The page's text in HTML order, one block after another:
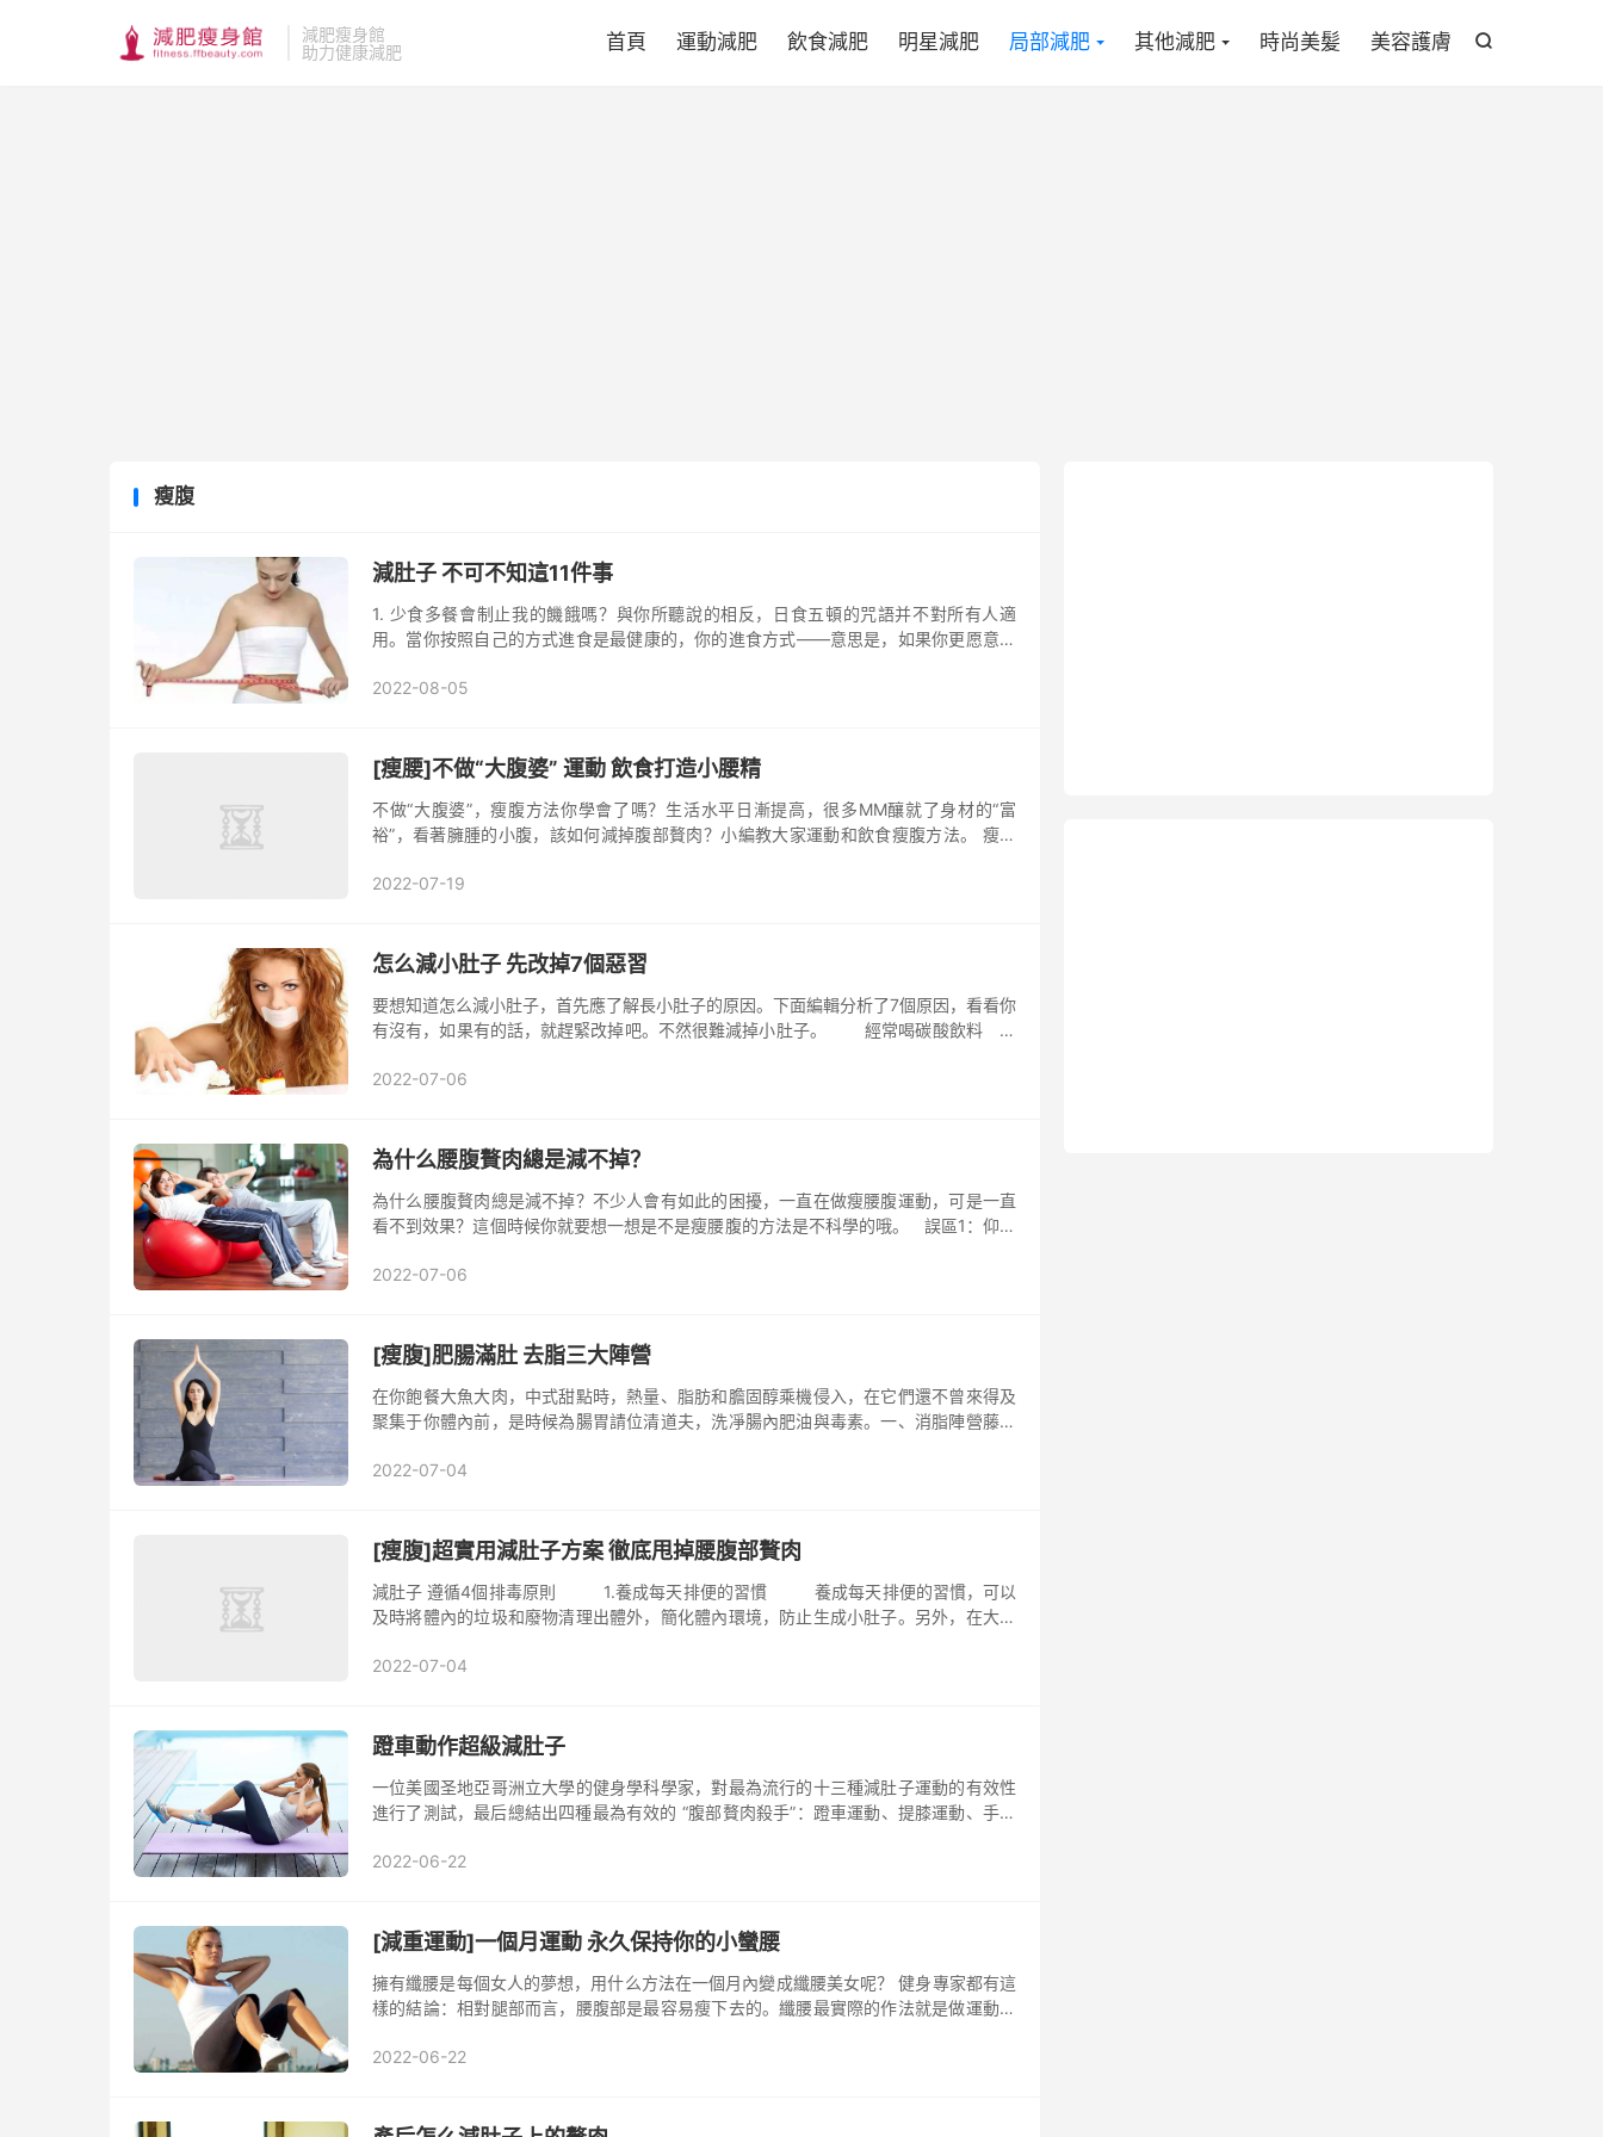
減肥瘦身館
助力健康減肥

首頁 運動減肥 飲食減肥 明星減肥 局部減肥 其他減肥 時尚美髪 美容護膚
瘦腹
減肚子 不可不知這11件事
1. 少食多餐會制止我的饑餓嗎？與你所聽說的相反，日食五頓的咒語并不對所有人適
用。當你按照自己的方式進食是最健康的，你的進食方式——意思是，如果你更愿意一
關鍵，...
2022-08-05
[瘦腰]不做“大腹婆” 運動 飲食打造小腰精
不做“大腹婆”，瘦腹方法你學會了嗎？生活水平日漸提高，很多MM釀就了身材的“富
裕”，看著臃腫的小腹，該如何減掉腹部贅肉？小編教大家運動和飲食瘦腹方法。 瘦腹
的運...
2022-07-19
怎么減小肚子 先改掉7個惡習
要想知道怎么減小肚子，首先應了解長小肚子的原因。下面編輯分析了7個原因，看看你
有沒有，如果有的話，就趕緊改掉吧。不然很難減掉小肚子。 經常喝碳酸飲料
一天喝1...
2022-07-06
為什么腰腹贅肉總是減不掉？
為什么腰腹贅肉總是減不掉？不少人會有如此的困擾，一直在做瘦腰腹運動，可是一直
看不到效果？這個時候你就要想一想是不是瘦腰腹的方法是不科學的哦。 誤區1：仰臥
緊實腹...
2022-07-06
[瘦腹]肥腸滿肚 去脂三大陣營
在你飽餐大魚大肉，中式甜點時，熱量、脂肪和膽固醇乘機侵入，在它們還不曾來得及
聚集于你體內前，是時候為腸胃請位清道夫，洗凈腸內肥油與毒素。一、消脂陣營藤黃
以阻礙葡萄...
2022-07-04
[瘦腹]超實用減肚子方案 徹底甩掉腰腹部贅肉
減肚子 遵循4個排毒原則 1.養成每天排便的習慣 養成每天排便的習慣，可以
及時將體內的垃圾和廢物清理出體外，簡化體內環境，防止生成小肚子。另外，在大便
2022-07-04
蹬車動作超級減肚子
一位美國圣地亞哥洲立大學的健身學科學家，對最為流行的十三種減肚子運動的有效性
進行了測試，最后總結出四種最為有效的 “腹部贅肉殺手”：蹬車運動、提膝運動、手臂
經...
2022-06-22
[減重運動]一個月運動 永久保持你的小蠻腰
擁有纖腰是每個女人的夢想，用什么方法在一個月內變成纖腰美女呢？ 健身專家都有這
樣的結論：相對腿部而言，腰腹部是最容易瘦下去的。纖腰最實際的作法就是做運動，
練內外斜...
2022-06-22